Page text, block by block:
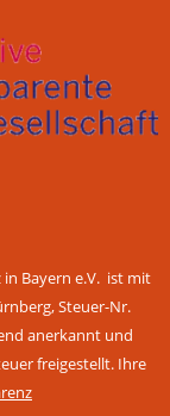
Bayern e.V. ist mit
Steuer-Nr.
anerkannt und
freigestellt. Ihre